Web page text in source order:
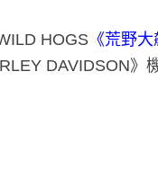
HOGS 《荒野大
DAVIDSON》